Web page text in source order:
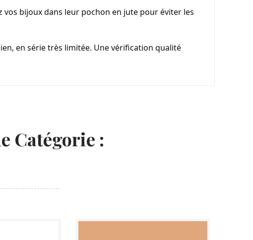
bijoux dans leur pochon en jute pour éviter les
en série très limitée. Une vérification qualité
Catégorie :